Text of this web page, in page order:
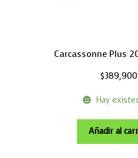
Carcassonne Plus
$389,900
Hay
Añadir al